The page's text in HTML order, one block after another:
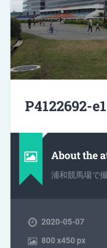
P4122692-
About the
浦和競馬場で
2020-05-07
800x450 px